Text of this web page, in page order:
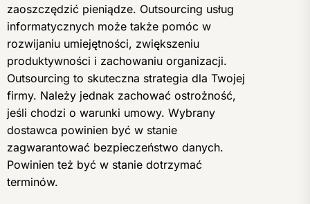
zaoszczędzić pieniądze. Outsourcing usług
informatycznych może także pomóc w
rozwijaniu umiejętności, zwiększeniu
produktywności i zachowaniu organizacji.
Outsourcing to skuteczna strategia dla Twojej
firmy. Należy jednak zachować ostrożność,
jeśli chodzi o warunki umowy. Wybrany
dostawca powinien być w stanie
zagwarantować bezpieczeństwo danych.
Powinien też być w stanie dotrzymać
terminów.